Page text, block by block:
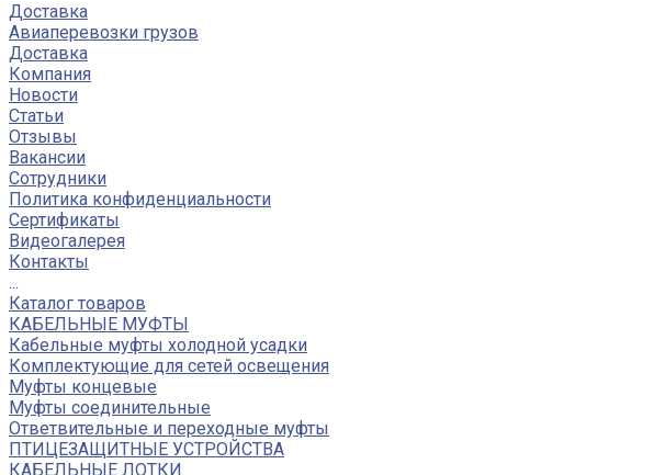
Доставка
Авиаперевозки грузов
Доставка
Компания
Новости
Статьи
Отзывы
Вакансии
Сотрудники
Политика конфиденциальности
Сертификаты
Видеогалерея
Контакты
...
Каталог товаров
КАБЕЛЬНЫЕ МУФТЫ
Кабельные муфты холодной усадки
Комплектующие для сетей освещения
Муфты концевые
Муфты соединительные
Ответвительные и переходные муфты
ПТИЦЕЗАЩИТНЫЕ УСТРОЙСТВА
КАБЕЛЬНЫЕ ЛОТКИ